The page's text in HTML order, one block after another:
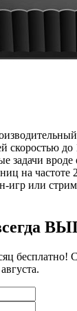
скоростью
задачи
на
игр или
бесплатно!